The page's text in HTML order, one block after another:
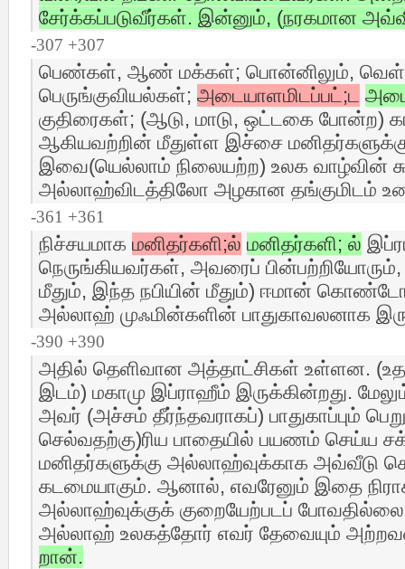
சேர்க்கப்படுவீர்கள். இன்னும், (நரகமான
-307 +307
பெண்கள், ஆண் மக்கள்; பொன்னிலும்,
பெருங்குவியல்கள்; அடையாளமிடப்பட்;ட
குதிரைகள்; (ஆடு, மாடு, ஒட்டகை போன்ற)
ஆகியவற்றின் மீதுள்ள இச்சை மனிதர்களுக்கு
இவை(யெல்லாம் நிலையற்ற) உலக வாழ்வின்
அல்லாஹ்விடத்திலோ அழகான தங்குமிடம்
-361 +361
நிச்சயமாக மனிதர்களி;ல் மனிதர்களி; ல்
நெருங்கியவர்கள், அவரைப்
மீதும், இந்த நபியின் மீதும்) ஈமான்
அல்லாஹ் முஃமின்களின் பாதுகாவலனாக
-390 +390
அதில் தெளிவான அத்தாட்சிகள் உள்ளன.
இடம்) மகாமு இப்ராஹீம் இருக்கின்றது.
அவர் (அச்சம் தீர்ந்தவராகப்) பாதுகாப்பும்
செல்வதற்கு)ரிய பாதையில் பயணம் செய்ய
மனிதர்களுக்கு அல்லாஹ்வுக்காக அவ்வீடு
கடமையாகும். ஆனால், எவரேனும் இதை
அல்லாஹ்வுக்குக் குறையேற்படப்
அல்லாஹ் உலகத்தோர் எவர் தேவையும்
றான்.